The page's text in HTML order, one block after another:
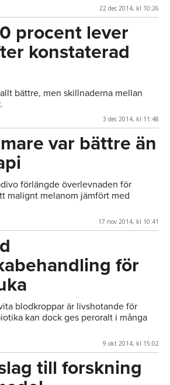
22 dec 2014, kl 10:26
procent lever
konstaterad
bättre, men skillnaderna mellan
3 dec 2014, kl 11:48
var bättre än
förlängde överlevnaden för
malignt melanom jämfört med
17 nov 2014, kl 10:41
för
blodkroppar är livshotande för
kan dock ges peroralt i många
9 okt 2014, kl 15:02
till forskning